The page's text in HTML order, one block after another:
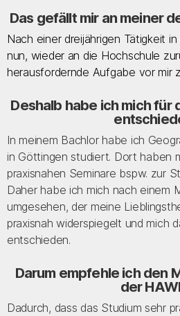
Das gefällt mir an meiner
Nach einer dreijährigen Tätigkeit
nun, wieder an die Hochschule
herausfordernde Aufgabe vor mir
Deshalb habe ich mich für
In meinem Bachlor habe ich
in Göttingen studiert. Dort haben
praxisnahen Seminare bspw. zur
Daher habe ich mich nach einem
umgesehen, der meine
praxisnah widerspiegelt und mich
entschieden.
Darum empfehle ich den
der
Dadurch, dass das Studium sehr